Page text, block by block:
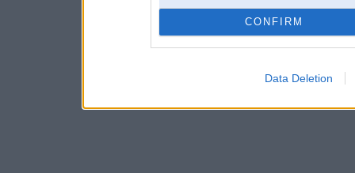
CONFIRM
Data Deletion